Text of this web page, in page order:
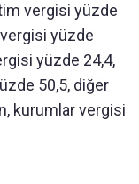
vergisi yüzde
yüzde
yüzde 24,4,
50,5, diğer
kurumlar vergisi